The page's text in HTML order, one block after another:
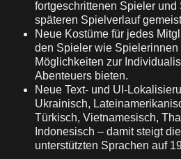
fortgeschrittenen Spieler
späteren Spielverlauf
Neue Kostüme für jedes
den Spieler wie Spielerinnen
Möglichkeiten zur
Abenteuers bieten.
Neue Text- und UI-
Ukrainisch,
Türkisch, Vietnamesisch,
Indonesisch – damit steigt
unterstützten Sprachen auf